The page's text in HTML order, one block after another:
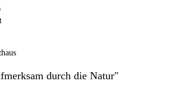
durch die Natur"